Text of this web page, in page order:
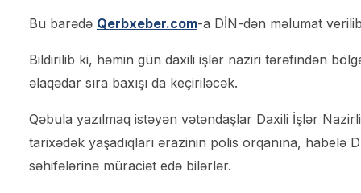
Bu barədə Qerbxeber.com-a DİN-dən məlumat
Bildirilib ki, həmin gün daxili işlər naziri tərəfindən
əlaqədar sıra baxışı da keçiriləcək.
Qəbula yazılmaq istəyən vətəndaşlar Daxili İşlər
tarixədək yaşadıqları ərazinin polis orqanına, habelə
səhifələrinə müraciət edə bilərlər.